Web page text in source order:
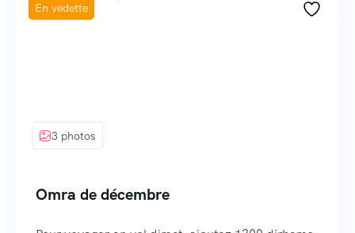
En vedette
3 photos
Omra de décembre